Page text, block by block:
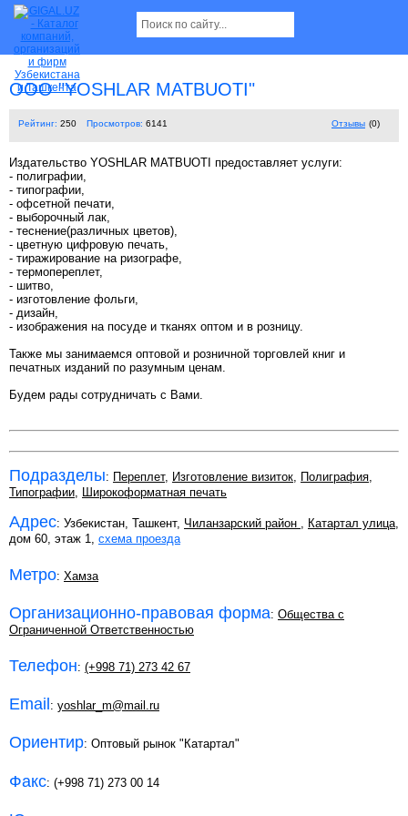
ООО "YOSHLAR MATBUOTI"
Рейтинг: 250 Просмотров: 6141 Отзывы (0)
Издательство YOSHLAR MATBUOTI предоставляет услуги:
- полиграфии,
- типографии,
- офсетной печати,
- выборочный лак,
- теснение(различных цветов),
- цветную цифровую печать,
- тиражирование на ризографе,
- термопереплет,
- шитво,
- изготовление фольги,
- дизайн,
- изображения на посуде и тканях оптом и в розницу.
Также мы занимаемся оптовой и розничной торговлей книг и
печатных изданий по разумным ценам.
Будем рады сотрудничать с Вами.
Подразделы: Переплет, Изготовление визиток, Полиграфия,
Типографии, Широкоформатная печать
Адрес: Узбекистан, Ташкент, Чиланзарский район , Катартал улица,
дом 60, этаж 1, схема проезда
Метро: Хамза
Организационно-правовая форма: Общества с
Ограниченной Ответственностью
Телефон: (+998 71) 273 42 67
Email : yoshlar_m@mail.ru
Ориентир: Оптовый рынок "Катартал"
Факс: (+998 71) 273 00 14